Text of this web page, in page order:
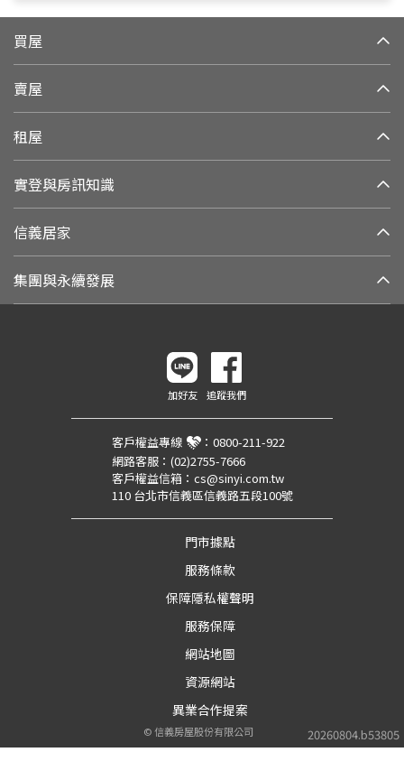
買屋
賣屋
租屋
實登與房訊知識
信義居家
集團與永續發展
20260804.b53805
加好友 追蹤我們
客戶權益專線 ： 0800-211-922
網路客服： (02)2755-7666
客戶權益信箱： cs@sinyi.com.tw
110 台北市信義區信義路五段100號
門市據點
服務條款
保障隱私權聲明
服務保障
網站地圖
資源網站
異業合作提案
©信義房屋股份有限公司